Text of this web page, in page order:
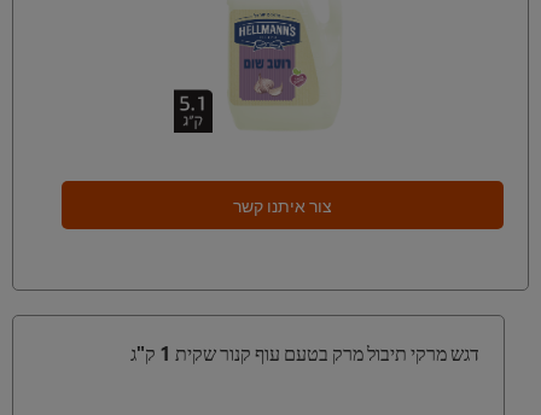
צור איתנו קשר
דגש מרקי תיבול מרק בטעם עוף קנור שקית 1 ק"ג